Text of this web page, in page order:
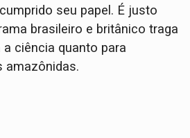
seu papel. É justo
brasileiro e britânico traga
ciência quanto para
amazônidas.